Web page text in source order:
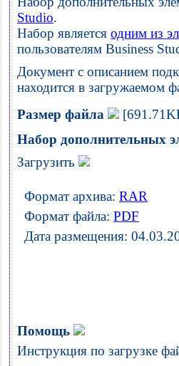
Studio.
Набор является одним из
пользователям Business
Документ с описанием
находится в загружаемом
Размер файла
Набор дополнительных
Загрузить
Формат архива: RAR
Формат файла: PDF
Дата размещения:
Помощь
Инструкция по загрузке